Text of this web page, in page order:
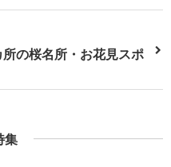
の桜名所・お花見スポ
集